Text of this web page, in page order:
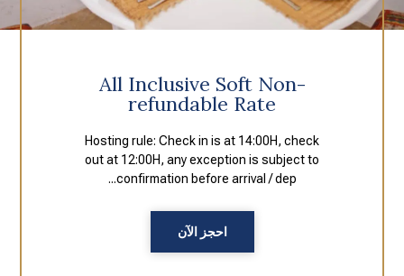
All Inclusive Soft Non-
refundable Rate
Hosting rule: Check in is at 14:00H, check
out at 12:00H, any exception is subject to
confirmation before arrival / dep...
احجز الآن